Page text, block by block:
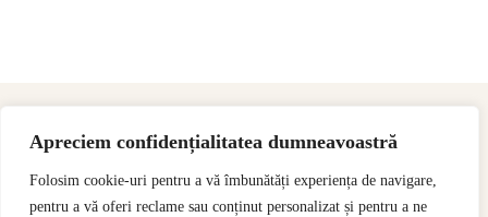
Apreciem confidențialitatea dumneavoastră
Folosim cookie-uri pentru a vă îmbunătăți experiența de navigare,
pentru a vă oferi reclame sau conținut personalizat și pentru a ne